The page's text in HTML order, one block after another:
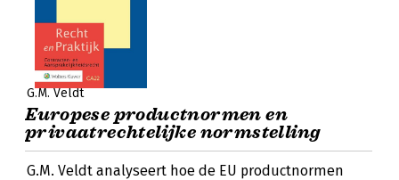
G.M. Veldt
Europese productnormen en
privaatrechtelijke normstelling
G.M. Veldt analyseert hoe de EU productnormen